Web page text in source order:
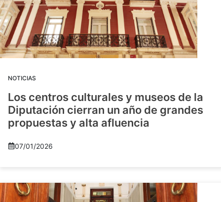
NOTICIAS
Los centros culturales y museos de la
Diputación cierran un año de grandes
propuestas y alta afluencia
07/01/2026